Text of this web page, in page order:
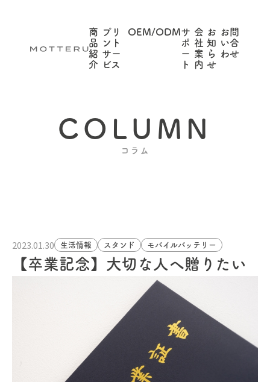
商
品
紹
介
プリ
ント
サー
ビス
OEM/ODMサ
ポ
ー
ト
会
社
案
内
お
知
ら
せ
お問
い合
わせ
COLUMN
コラム
2023.01.30 生活情報 スタンド モバイルバッテリー
【卒業記念】大切な人へ贈りたい